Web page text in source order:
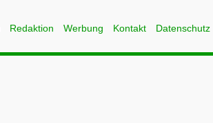
Redaktion Werbung Kontakt Datenschutz